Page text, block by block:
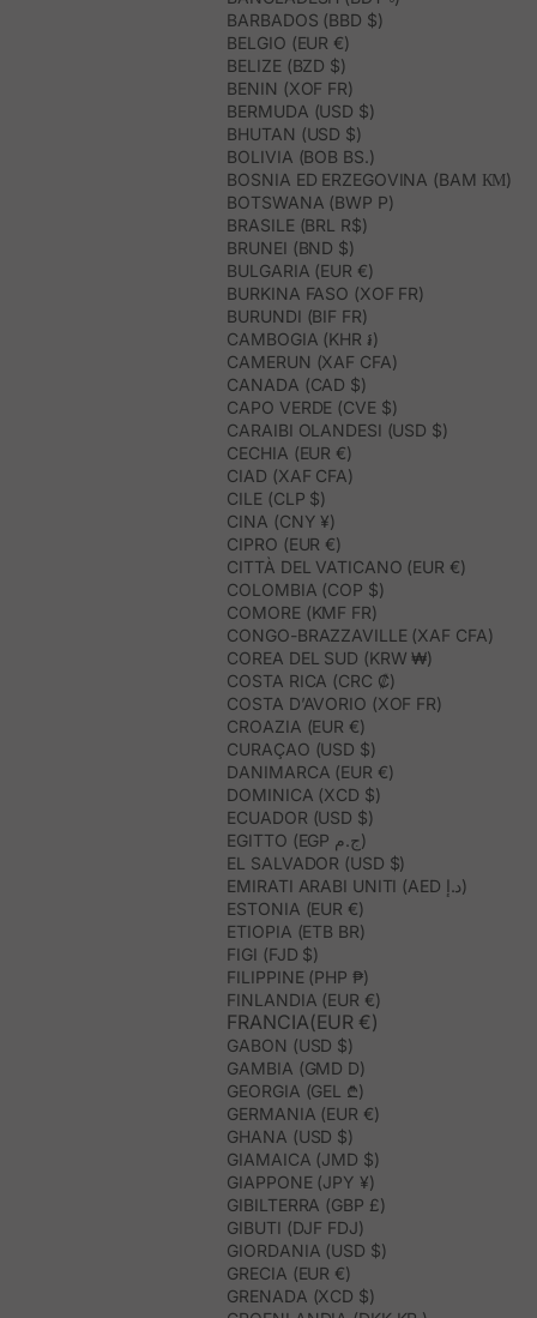
BARBADOS (BBD $)
BELGIO (EUR €)
BELIZE (BZD $)
BENIN (XOF FR)
BERMUDA (USD $)
BHUTAN (USD $)
BOLIVIA (BOB BS.)
BOSNIA ED ERZEGOVINA (BAM КМ)
BOTSWANA (BWP P)
BRASILE (BRL R$)
BRUNEI (BND $)
BULGARIA (EUR €)
BURKINA FASO (XOF FR)
BURUNDI (BIF FR)
CAMBOGIA (KHR ៛)
CAMERUN (XAF CFA)
CANADA (CAD $)
CAPO VERDE (CVE $)
CARAIBI OLANDESI (USD $)
CECHIA (EUR €)
CIAD (XAF CFA)
CILE (CLP $)
CINA (CNY ¥)
CIPRO (EUR €)
CITTÀ DEL VATICANO (EUR €)
COLOMBIA (COP $)
COMORE (KMF FR)
CONGO-BRAZZAVILLE (XAF CFA)
COREA DEL SUD (KRW ₩)
COSTA RICA (CRC ₡)
COSTA D’AVORIO (XOF FR)
CROAZIA (EUR €)
CURAÇAO (USD $)
DANIMARCA (EUR €)
DOMINICA (XCD $)
ECUADOR (USD $)
EGITTO (EGP ج.م)
EL SALVADOR (USD $)
EMIRATI ARABI UNITI (AED د.إ)
ESTONIA (EUR €)
ETIOPIA (ETB BR)
FIGI (FJD $)
FILIPPINE (PHP ₱)
FINLANDIA (EUR €)
FRANCIA(EUR €)
GABON (USD $)
GAMBIA (GMD D)
GEORGIA (GEL ₾)
GERMANIA (EUR €)
GHANA (USD $)
GIAMAICA (JMD $)
GIAPPONE (JPY ¥)
GIBILTERRA (GBP £)
GIBUTI (DJF FDJ)
GIORDANIA (USD $)
GRECIA (EUR €)
GRENADA (XCD $)